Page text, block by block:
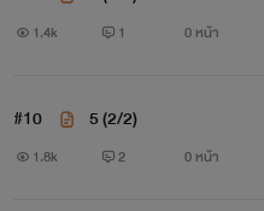
1.4k 1 0 หน้า
#10 5 (2/2)
1.8k 2 0 หน้า